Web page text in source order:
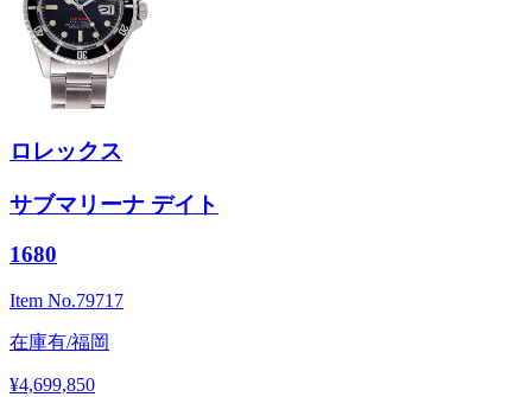
ロレックス
サブマリーナ デイト
1680
Item No.79717
在庫有/福岡
¥4,699,850